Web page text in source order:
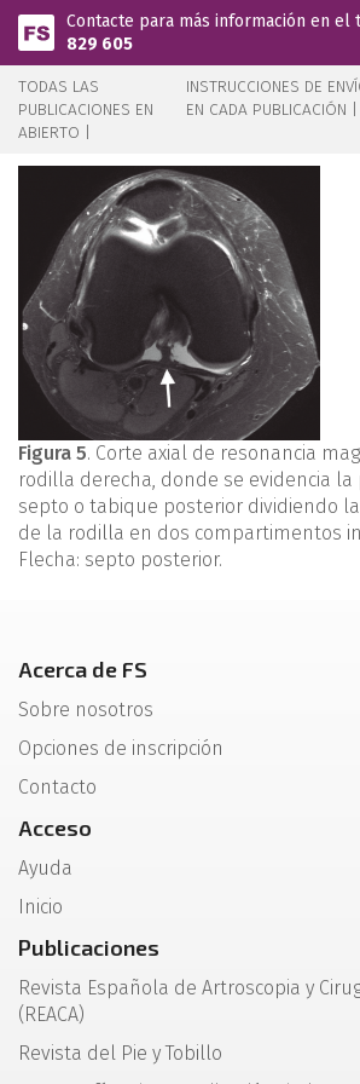
Pasar al contenido principal
Contacte para más información en el
829 605
TODAS LAS
PUBLICACIONES EN
ABIERTO |
INSTRUCCIONES DE
EN CADA PUBLICACIÓN |
Figura 5. Corte axial de resonancia
rodilla derecha, donde se evidencia
septo o tabique posterior dividiendo
de la rodilla en dos compartimentos
Flecha: septo posterior.
Acerca de FS
Sobre nosotros
Opciones de inscripción
Contacto
Acceso
Ayuda
Inicio
Publicaciones
Revista Española de Artroscopia y
(REACA)
Revista del Pie y Tobillo